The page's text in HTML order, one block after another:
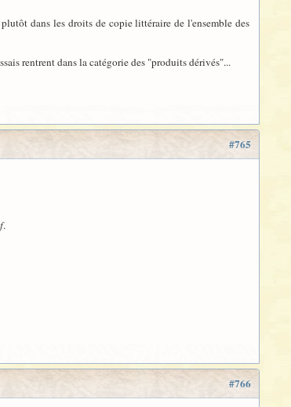
dans les droits de copie littéraire de l'ensemble des
rentrent dans la catégorie des "produits dérivés"...
#765
.
#766